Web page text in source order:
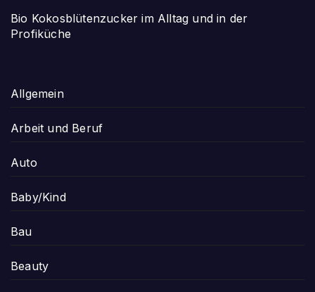
Bio Kokosblütenzucker im Alltag und in der
Profiküche
Allgemein
Arbeit und Beruf
Auto
Baby/Kind
Bau
Beauty